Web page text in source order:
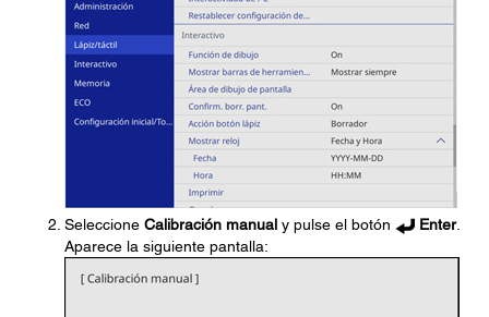
Seleccione Calibración manual y pulse el botón Enter.
Aparece la siguiente pantalla: